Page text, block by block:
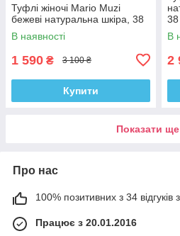
Туфлі жіночі Mario Muzi
бежеві натуральна шкіра, 38
В наявності
1 590 ₴ 3 100 ₴
Купити
38
В
2
Показати ще
Про нас
100% позитивних з 34 відгуків
Працює з 20.01.2016